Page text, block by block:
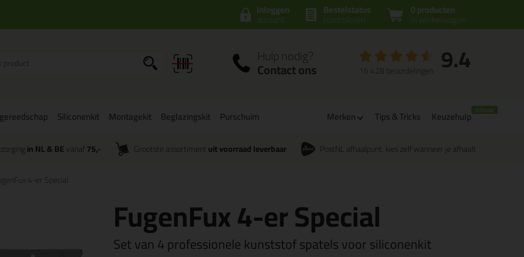
0 producten
in winkelwagen
Bestelstatus
controleren
Inloggen
account
Hulp nodig?
Contact ons 9.4
16.428 beoordelingen
Siliconenkit Montagekit Beglazingskit Purschuim Merken Tips & Tricks Keuzehulp
in NL & BEvanaf 75,- Grootste assortiment uit voorraad leverbaar PostNL afhaalpunt: kies zelf wanneer je afhaalt
4-er Special
FugenFux 4-er Special
Set van 4 professionele kunststof spatels voor siliconenkit